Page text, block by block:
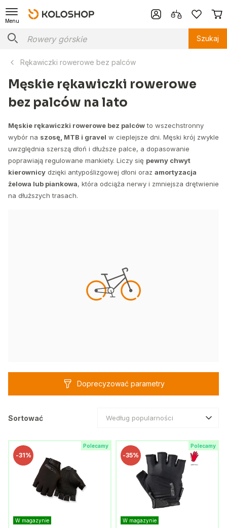
Menu
Szukaj
Rękawiczki rowerowe bez palców
Męskie rękawiczki rowerowe
bez palców na lato
Męskie rękawiczki rowerowe bez palcówto wszechstronny
wybór na szosę, MTB i gravel w cieplejsze dni. Męski krój zwykle
uwzględnia szerszą dłoń i dłuższe palce, a dopasowanie
poprawiają regulowane mankiety. Liczy się pewny chwyt
kierownicy dzięki antypoślizgowej dłoni oraz amortyzacja
żelowa lub piankowa, która odciąża nerwy i zmniejsza drętwienie
na dłuższych trasach.
Doprecyzować parametry
Sortować Według popularności
Polecamy
-31%
W magazynie
Polecamy
-35%
W magazynie